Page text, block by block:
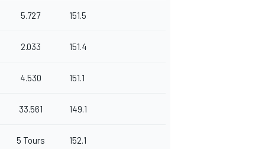
5.727 151.5
2.033 151.4
4.530 151.1
33.561 149.1
5 Tours 152.1